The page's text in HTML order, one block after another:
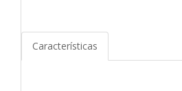
Características